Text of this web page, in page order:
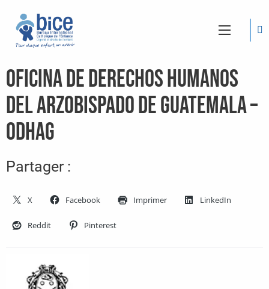
Oficina de Derechos Humanos
del Arzobispado de Guatemala –
ODHAG
Partager :
X Facebook Imprimer LinkedIn
Reddit Pinterest